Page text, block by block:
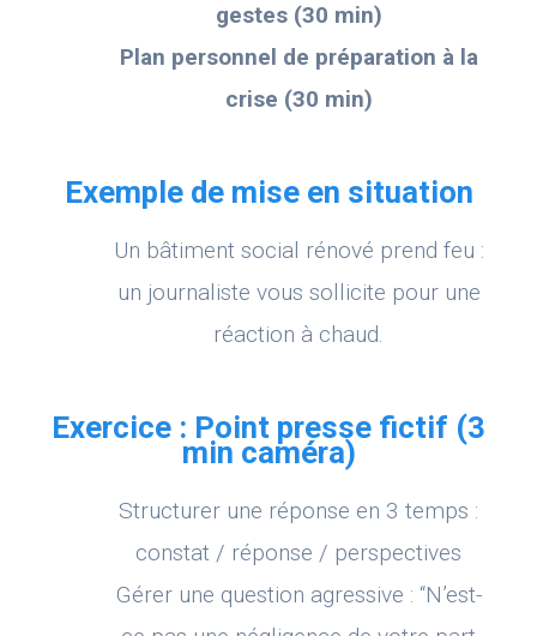
gestes (30 min)
Plan personnel de préparation à la
crise (30 min)
Exemple de mise en situation
Un bâtiment social rénové prend feu :
un journaliste vous sollicite pour une
réaction à chaud.
Exercice : Point presse fictif (3
min caméra)
Structurer une réponse en 3 temps :
constat / réponse / perspectives
Gérer une question agressive : “N’est-